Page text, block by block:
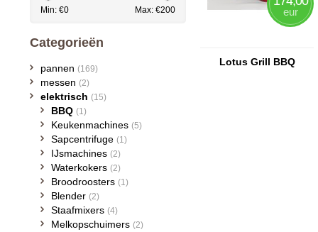
eur
Lotus Grill BBQ
Min: €0 Max: €200
Categorieën
pannen (169)
messen (2)
elektrisch (15)
BBQ (1)
Keukenmachines (5)
Sapcentrifuge (1)
IJsmachines (2)
Waterkokers (2)
Broodroosters (1)
Blender (2)
Staafmixers (4)
Melkopschuimers (2)